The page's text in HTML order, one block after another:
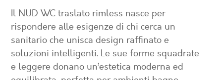
Il NUDWC traslato rimless nasce per
rispondere alle esigenze di chi cerca un
sanitario che unisca design raffinato e
soluzioni intelligenti. Le sue forme squadrate
e leggere donano un’estetica moderna ed